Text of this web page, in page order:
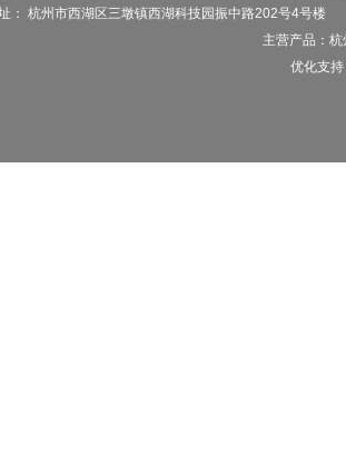
： 杭州市西湖区三墩镇西湖科技园振中路202号4号楼
主营产品： 杭
优化支